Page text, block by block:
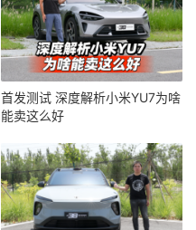
首发测试 深度解析小米YU7为啥
能卖这么好